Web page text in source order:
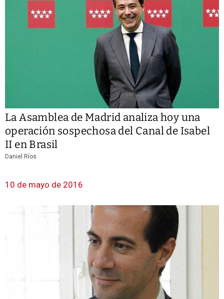
La Asamblea de Madrid analiza hoy una
operación sospechosa del Canal de Isabel
II en Brasil
Daniel Ríos
10 de mayo de 2016